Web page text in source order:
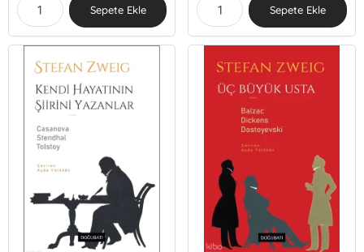
Sepete Ekle Sepete Ekle